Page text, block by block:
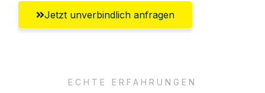
Jetzt unverbindlich anfragen
ECHTE ERFAHRUNGEN